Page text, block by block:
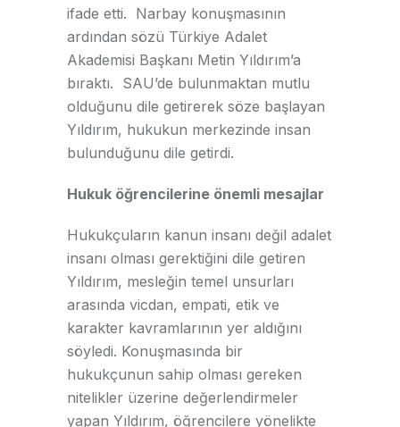
ifade etti. Narbay konuşmasının
ardından sözü Türkiye Adalet
Akademisi Başkanı Metin Yıldırım’a
bıraktı. SAU’de bulunmaktan mutlu
olduğunu dile getirerek söze başlayan
Yıldırım, hukukun merkezinde insan
bulunduğunu dile getirdi.
Hukuk öğrencilerine önemli mesajlar
Hukukçuların kanun insanı değil adalet
insanı olması gerektiğini dile getiren
Yıldırım, mesleğin temel unsurları
arasında vicdan, empati, etik ve
karakter kavramlarının yer aldığını
söyledi. Konuşmasında bir
hukukçunun sahip olması gereken
nitelikler üzerine değerlendirmeler
yapan Yıldırım, öğrencilere yönelikte